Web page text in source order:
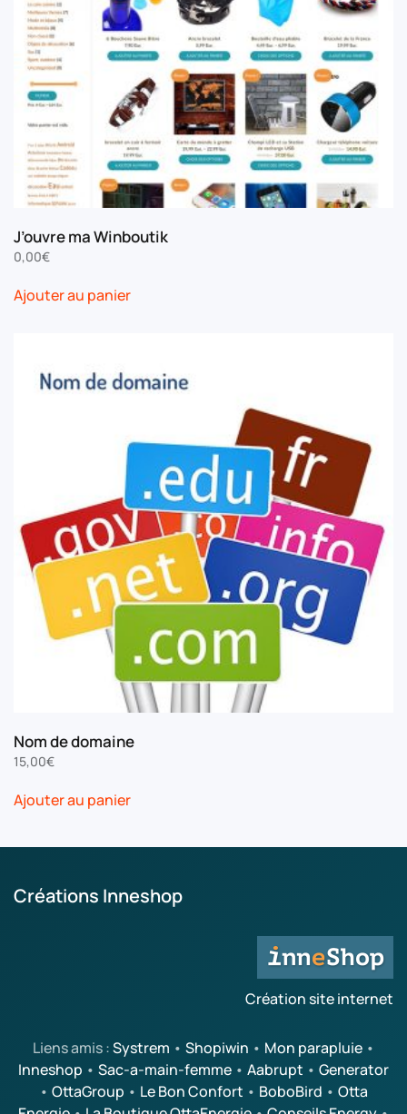
la
page
du
produit
J’ouvre ma Winboutik
0,00€
Ajouter au panier
Nom de domaine
15,00€
Ajouter au panier
Créations Inneshop
Création site internet
Liens amis :Systrem • Shopiwin • Mon parapluie•
Inneshop • Sac-a-main-femme • Aabrupt • Generator
• OttaGroup • Le Bon Confort • BoboBird • Otta